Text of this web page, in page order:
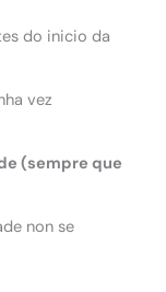
do inicio da
vez
(sempre que
non se